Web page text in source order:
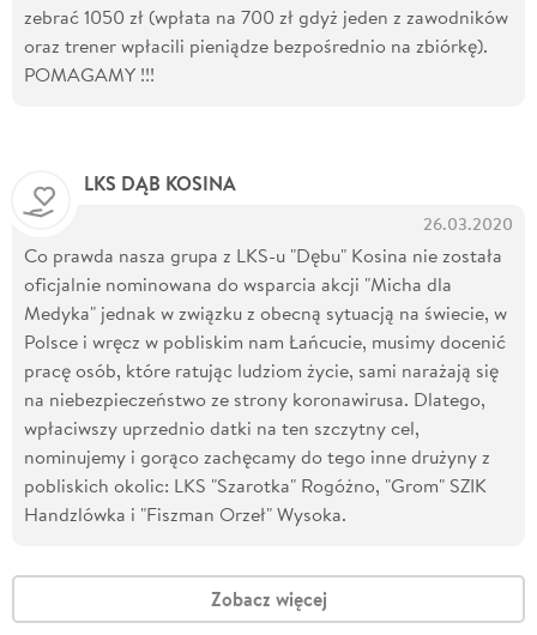
zebrać 1050 zł (wpłata na 700 zł gdyż jeden z zawodników
oraz trener wpłacili pieniądze bezpośrednio na zbiórkę).
POMAGAMY !!!
LKS DĄB KOSINA
26.03.2020
Co prawda nasza grupa z LKS-u "Dębu" Kosina nie została
oficjalnie nominowana do wsparcia akcji "Micha dla
Medyka" jednak w związku z obecną sytuacją na świecie, w
Polsce i wręcz w pobliskim nam Łańcucie, musimy docenić
pracę osób, które ratując ludziom życie, sami narażają się
na niebezpieczeństwo ze strony koronawirusa. Dlatego,
wpłaciwszy uprzednio datki na ten szczytny cel,
nominujemy i gorąco zachęcamy do tego inne drużyny z
pobliskich okolic: LKS "Szarotka" Rogóżno, "Grom" SZIK
Handzlówka i "Fiszman Orzeł" Wysoka.
Zobacz więcej